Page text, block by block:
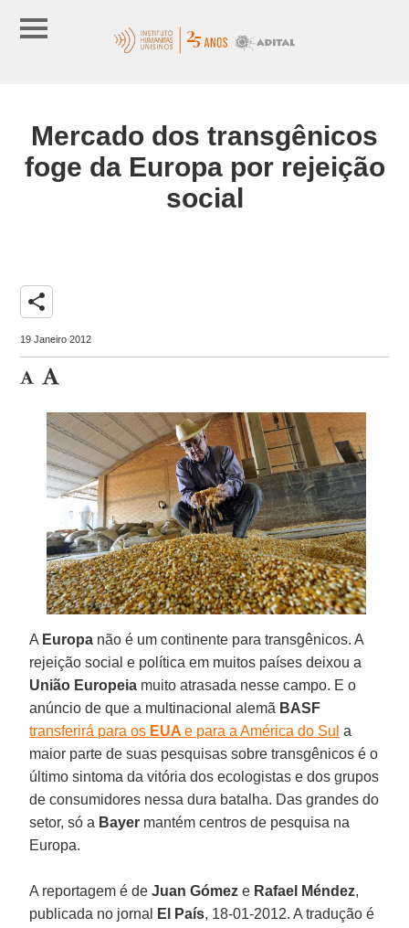
Mercado dos transgênicos
foge da Europa por rejeição
social
share
19 Janeiro 2012
A Europa não é um continente para transgênicos. A
rejeição social e política em muitos países deixou a
União Europeia muito atrasada nesse campo. E o
anúncio de que a multinacional alemã BASF
transferirá para os EUAe para aAmérica do Sul a
maior parte de suas pesquisas sobre transgênicos é o
último sintoma da vitória dos ecologistas e dos grupos
de consumidores nessa dura batalha. Das grandes do
setor, só a Bayer mantém centros de pesquisa na
Europa.
A reportagem é deJuan Gómeze Rafael Méndez,
publicada no jornal
El País, 18-01-2012. A tradução é